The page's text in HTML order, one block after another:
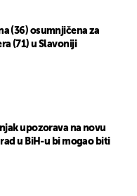
(36) osumnjičena za
(71) u Slavoniji
upozorava na novu
u BiH-u bi mogao biti